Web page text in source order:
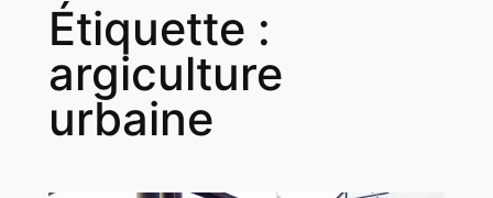
Étiquette :
argiculture
urbaine